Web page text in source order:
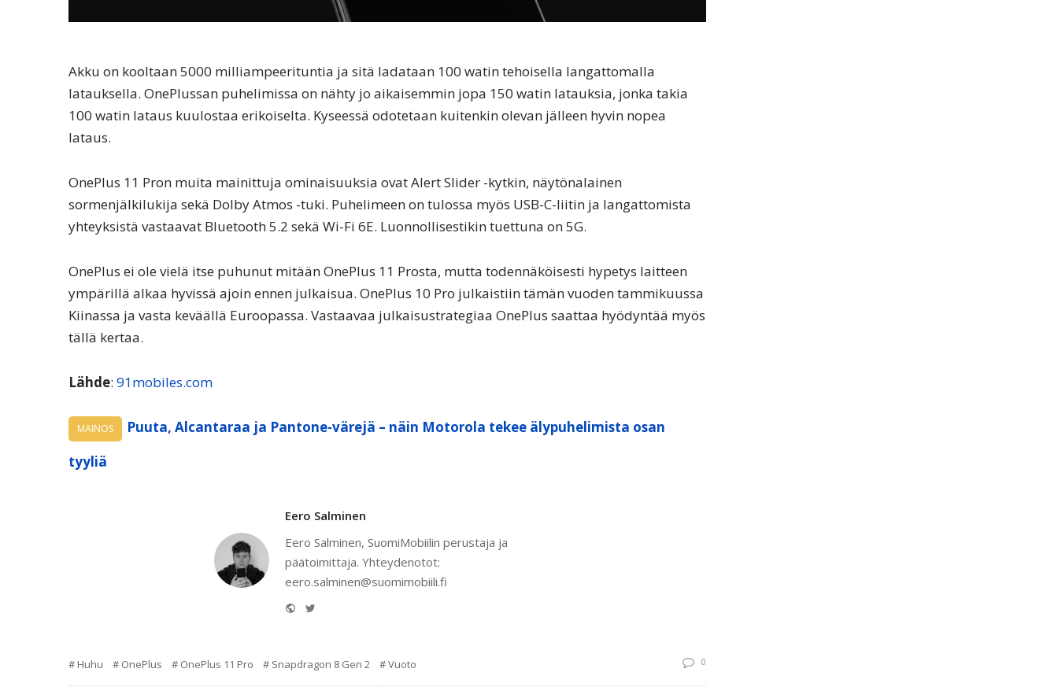
Akku on kooltaan 5000 milliampeerituntia ja sitä ladataan 100 watin tehoisella langattomalla
latauksella. OnePlussan puhelimissa on nähty jo aikaisemmin jopa 150 watin latauksia, jonka takia
100 watin lataus kuulostaa erikoiselta. Kyseessä odotetaan kuitenkin olevan jälleen hyvin nopea
lataus.
OnePlus 11 Pron muita mainittuja ominaisuuksia ovat Alert Slider -kytkin, näytönalainen
sormenjälkilukija sekä Dolby Atmos -tuki. Puhelimeen on tulossa myös USB-C-liitin ja langattomista
yhteyksistä vastaavat Bluetooth 5.2 sekä Wi-Fi 6E. Luonnollisestikin tuettuna on 5G.
OnePlus ei ole vielä itse puhunut mitään OnePlus 11 Prosta, mutta todennäköisesti hypetys laitteen
ympärillä alkaa hyvissä ajoin ennen julkaisua. OnePlus 10 Pro julkaistiin tämän vuoden tammikuussa
Kiinassa ja vasta keväällä Euroopassa. Vastaavaa julkaisustrategiaa OnePlus saattaa hyödyntää myös
tällä kertaa.
Lähde: 91mobiles.com
MAINOS
Puuta, Alcantaraa ja Pantone-värejä – näin Motorola tekee älypuhelimista osan
tyyliä
Eero Salminen
Eero Salminen, SuomiMobiilin perustaja ja
päätoimittaja. Yhteydenotot:
eero.salminen@suomimobiili.fi
Website
Huhu OnePlus OnePlus 11 Pro Snapdragon 8 Gen 2 Vuoto 0